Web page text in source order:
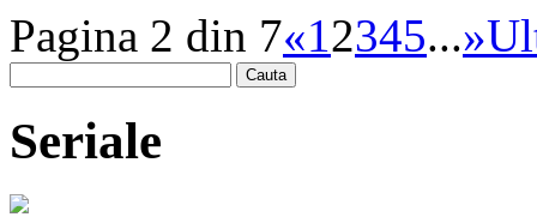
Pagina 2 din 7«12345...»
Cauta
Seriale